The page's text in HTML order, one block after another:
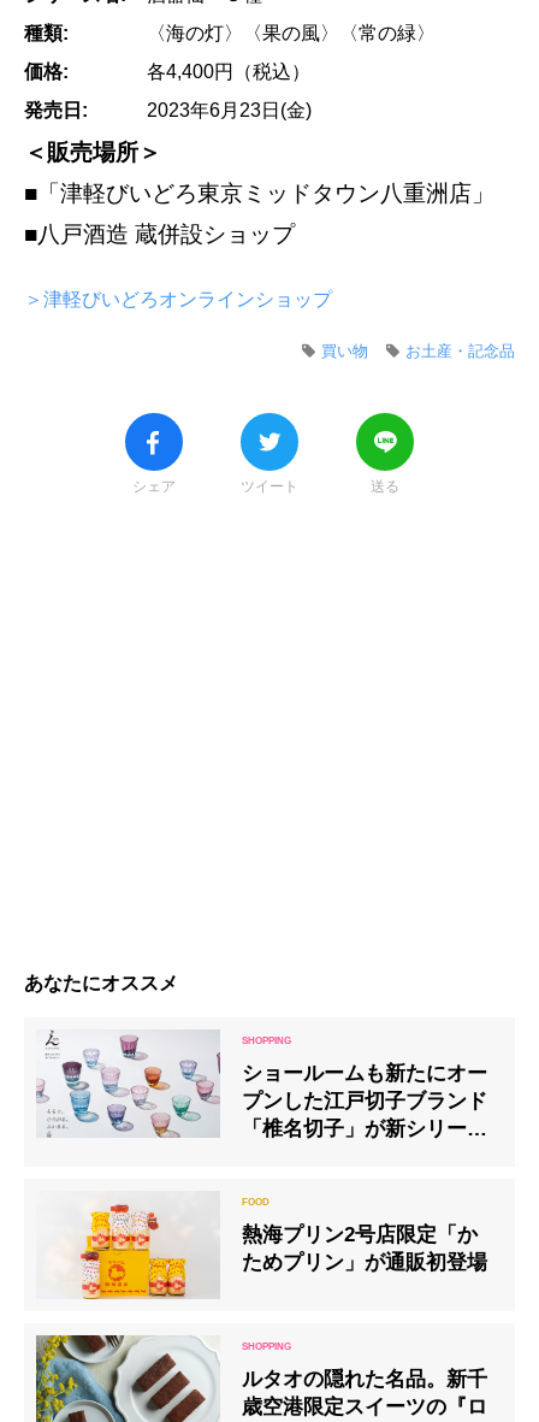
種類:
〈海の灯〉〈果の風〉〈常の緑〉
価格:
各4,400円（税込）
発売日:
2023年6月23日(金)
＜販売場所＞
■「津軽びいどろ東京ミッドタウン八重洲店」
■八戸酒造 蔵併設ショップ
＞津軽びいどろオンラインショップ
お土産・記念品
買い物
シェア ツイート 送る
あなたにオススメ
ショールームも新たにオー
プンした江戸切子ブランド
「椎名切子」が新シリーズ
熱海プリン2号店限定「か
ためプリン」が通販初登場
ルタオの隠れた名品。新千
歳空港限定スイーツの『ロ